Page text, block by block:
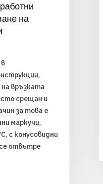
на
връзката
срещан и
за това е
маркучи,
с конусовидни
отвътре